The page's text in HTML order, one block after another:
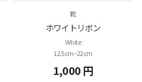
靴
ホワイトリボン
White
12.5cm~22cm
1,000 円